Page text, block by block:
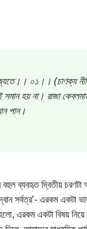
০১।। (চাণক্য
হয় না। রাজা
পান।
ব্যবহৃত দ্বিতীয় চরণটা
সর্বত্র’- এরকম একটা
এরকম একটা বিষয়